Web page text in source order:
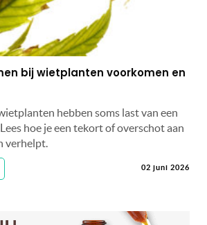
bij wietplanten voorkomen en
hebben soms last van een
hoe je een tekort of overschot aan
verhelpt.
02 juni 2026